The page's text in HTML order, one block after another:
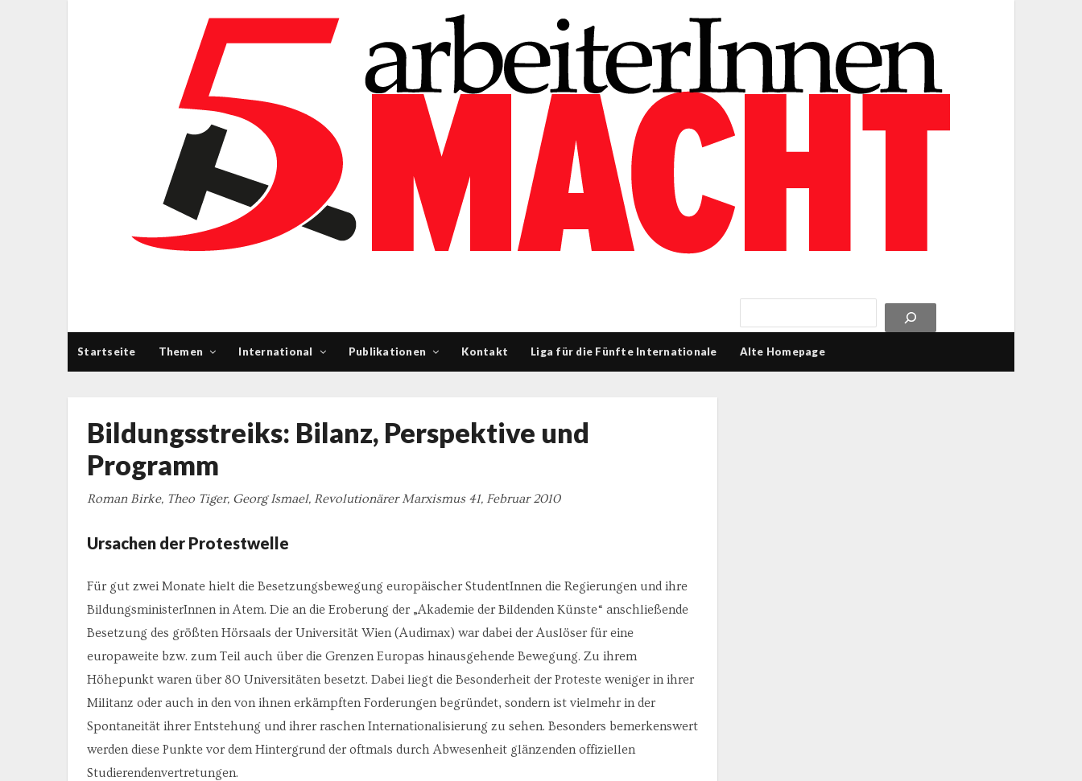
Startseite Themen International Publikationen Kontakt Liga für die Fünfte Internationale Alte Homepage
Bildungsstreiks: Bilanz, Perspektive und
Programm
Roman Birke, Theo Tiger, Georg Ismael, Revolutionärer Marxismus 41, Februar 2010
Ursachen der Protestwelle
Für gut zwei Monate hielt die Besetzungsbewegung europäischer StudentInnen die Regierungen und ihre
BildungsministerInnen in Atem. Die an die Eroberung der „Akademie der Bildenden Künste“ anschließende
Besetzung des größten Hörsaals der Universität Wien (Audimax) war dabei der Auslöser für eine
europaweite bzw. zum Teil auch über die Grenzen Europas hinausgehende Bewegung. Zu ihrem
Höhepunkt waren über 80 Universitäten besetzt. Dabei liegt die Besonderheit der Proteste weniger in ihrer
Militanz oder auch in den von ihnen erkämpften Forderungen begründet, sondern ist vielmehr in der
Spontaneität ihrer Entstehung und ihrer raschen Internationalisierung zu sehen. Besonders bemerkenswert
werden diese Punkte vor dem Hintergrund der oftmals durch Abwesenheit glänzenden offiziellen
Studierendenvertretungen.